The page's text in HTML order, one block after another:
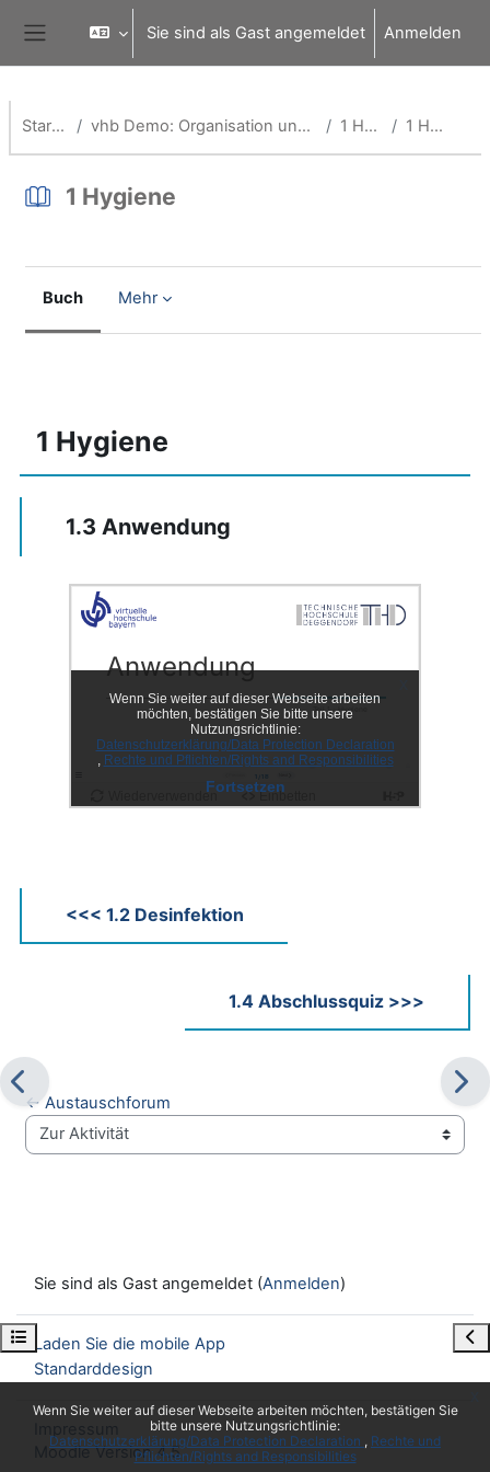
Wenn Sie weiter auf dieser Webseite arbeiten möchten, bestätigen Sie
bitte unsere Nutzungsrichtlinie:
Datenschutzerklärung/Data Protection Declaration
Rechte und
Pflichten/Rights and Responsibilities
Website-Übersicht
Sie sind als Gast angemeldet Anmelden
Kursindex öffnen
Startseite vhb Demo: Organisation und Abläufe im OP-Saal 1 Hygiene 1 Hygiene
1 Hygiene
Buch Mehr
1 Hygiene
1.3 Anwendung
<<< 1.2 Desinfektion
1.4 Abschlussquiz >>>
← Austauschforum
Zur Aktivität
Sie sind als Gast angemeldet (Anmelden)
Laden Sie die mobile App
Standarddesign
Moodle Version 4.5